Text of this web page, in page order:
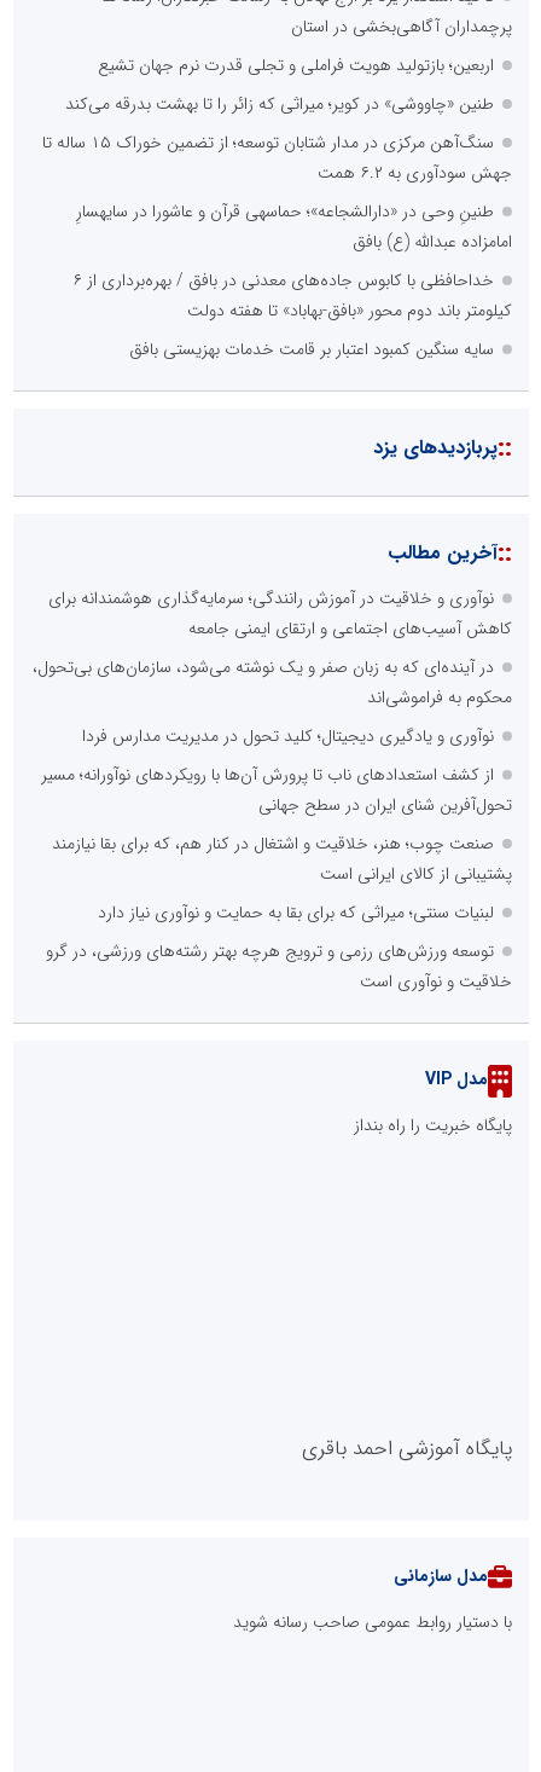
پرچمداران آگاهی‌بخشی در استان
اربعین؛ بازتولید هویت فراملی و تجلی قدرت نرم جهان تشیع
طنین «چاووشی» در کویر؛ میراثی که زائر را تا بهشت بدرقه می‌کند
سنگ‌آهن مرکزی در مدار شتابان توسعه؛ از تضمین خوراک ۱۵ ساله تا
جهش سودآوری به ۶.۲ همت
طنینِ وحی در «دارالشجاعه»؛ حماسهی قرآن و عاشورا در سایهسارِ
امامزاده عبدالله (ع) بافق
خداحافظی با کابوس جاده‌های معدنی در بافق / بهره‌برداری از ۶
کیلومتر باند دوم محور «بافق-بهاباد» تا هفته دولت
سایه سنگین کمبود اعتبار بر قامت خدمات بهزیستی بافق
::پربازدیدهای یزد
::آخرین مطالب
نوآوری و خلاقیت در آموزش رانندگی؛ سرمایه‌گذاری هوشمندانه برای
کاهش آسیب‌های اجتماعی و ارتقای ایمنی جامعه
در آینده‌ای که به زبان صفر و یک نوشته می‌شود، سازمان‌های بی‌تحول،
محکوم به فراموشی‌اند
نوآوری و یادگیری دیجیتال؛ کلید تحول در مدیریت مدارس فردا
از کشف استعدادهای ناب تا پرورش آن‌ها با رویکردهای نوآورانه؛ مسیر
تحول‌آفرین شنای ایران در سطح جهانی
صنعت چوب؛ هنر، خلاقیت و اشتغال در کنار هم، که برای بقا نیازمند
پشتیبانی از کالای ایرانی است
لبنیات سنتی؛ میراثی که برای بقا به حمایت و نوآوری نیاز دارد
توسعه ورزش‌های رزمی و ترویج هرچه بهتر رشته‌های ورزشی، در گرو
خلاقیت و نوآوری است
مدل VIP
پایگاه خبریت را راه بنداز
پایگاه آموزشی احمد باقری
مدل سازمانی
با دستیار روابط عمومی صاحب رسانه شوید